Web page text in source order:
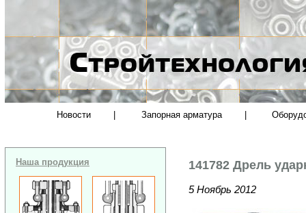
Новости Запорная арматура
Наша продукция 141782 Дрель
5 Ноябрь 2012